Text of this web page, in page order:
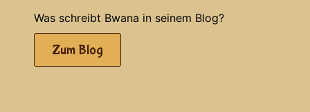
Was schreibt Bwana in seinem Blog?
Zum Blog